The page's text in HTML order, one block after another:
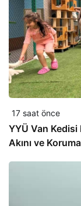
17 saat önce
YYÜ Van
Akını ve